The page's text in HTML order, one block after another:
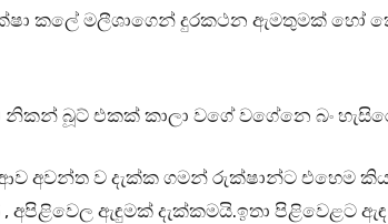
කලේ මලීශාගෙන් දුරකථන ඇමතුමක් හෝ
නිකන් බූට් එකක් කාලා වගේ වගේනෙ බං
අවන්ත ව දැක්ක ගමන් රුක්ෂාන්ට එහෙම
ඇඳුමක් දැක්කමයි.ඉතා පිළිවෙළට